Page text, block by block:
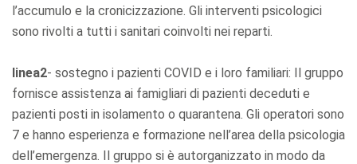
l’accumulo e la cronicizzazione. Gli interventi psicologici
sono rivolti a tutti i sanitari coinvolti nei reparti.
linea2- sostegno i pazienti COVID e i loro familiari: Il gruppo
fornisce assistenza ai famigliari di pazienti deceduti e
pazienti posti in isolamento o quarantena. Gli operatori sono
7 e hanno esperienza e formazione nell’area della psicologia
dell’emergenza. Il gruppo si è autorganizzato in modo da